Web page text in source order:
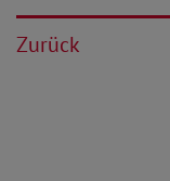
Zurück